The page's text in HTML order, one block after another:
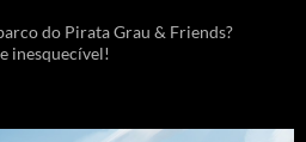
do Pirata Grau & Friends?
inesquecível!